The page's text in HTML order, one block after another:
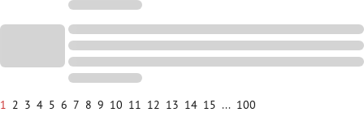
1 2 3 4 5 6 7 8 9 10 11 12 13 14 15 ... 100